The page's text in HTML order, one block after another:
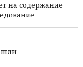
на содержание